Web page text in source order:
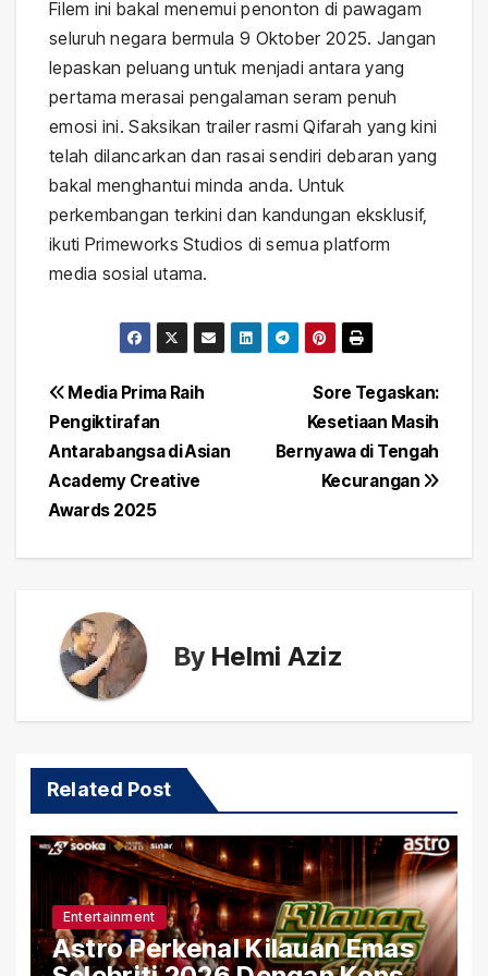
Filem ini bakal menemui penonton di pawagam
seluruh negara bermula 9 Oktober 2025. Jangan
lepaskan peluang untuk menjadi antara yang
pertama merasai pengalaman seram penuh
emosi ini. Saksikan trailer rasmi Qifarah yang kini
telah dilancarkan dan rasai sendiri debaran yang
bakal menghantui minda anda. Untuk
perkembangan terkini dan kandungan eksklusif,
ikuti Primeworks Studios di semua platform
media sosial utama.
Post
navigation
Sore Tegaskan:
Kesetiaan Masih
Bernyawa di Tengah
Kecurangan
Media Prima Raih
Pengiktirafan
Antarabangsa di Asian
Academy Creative
Awards 2025
By Helmi Aziz
Related Post
Entertainment
Astro Perkenal Kilauan Emas